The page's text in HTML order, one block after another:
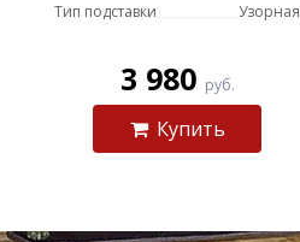
Тип подставки
Узорная
3 980 руб.
Купить